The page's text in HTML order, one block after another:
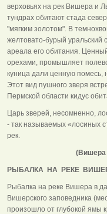
верховьях на рек Вишера и
тундрах обитают стада
"мягким золотом". В
желтовато-бурый уральский
ареала его обитания.
орехами, промышляет
куница дали ценную помесь,
Этот вид пушного зверя
Пермской области кидус
Царь зверей, несомненно,
- так называемых «лосиных
рек.
(Вишера у
РЫБАЛКА НА РЕКЕ
Рыбалка на реке Вишера в
Вишерского заповедника
произошло от глубокой ямы